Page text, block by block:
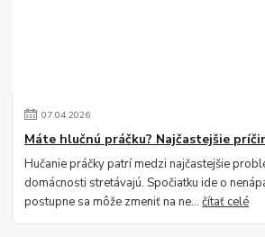
07.04.2026
Máte hlučnú práčku? Najčastejšie
Hučanie práčky patrí medzi najčastejšie
domácnosti stretávajú. Spočiatku ide o
postupne sa môže zmeniť na ne...čítať celé